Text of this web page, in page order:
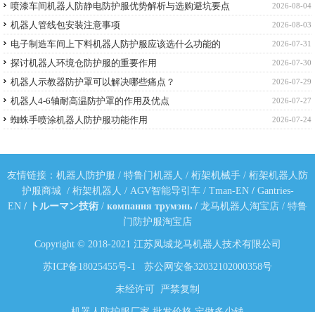
2026-08-04
喷漆车间机器人防静电防护服优势解析与选购避坑要点
2026-08-03
机器人管线包安装注意事项
2026-07-31
电子制造车间上下料机器人防护服应该选什么功能的
2026-07-30
探讨机器人环境仓防护服的重要作用
2026-07-29
机器人示教器防护罩可以解决哪些痛点？
2026-07-27
机器人4-6轴耐高温防护罩的作用及优点
2026-07-24
蜘蛛手喷涂机器人防护服功能作用
友情链接： 机器人防护服 / 特鲁门机器人 / 桁架机械手 / 桁架机器人防
护服商城/ 桁架机器人 / AGV智能导引车/ Tman-EN/ Gantries-
EN / トルーマン技術 / компания трумэнь / 龙马机器人淘宝店 / 特鲁
门防护服淘宝店
Copyright © 2018-2021 江苏凤城龙马机器人技术有限公司
苏ICP备18025455号-1 苏公网安备32032102000358号
未经许可 严禁复制